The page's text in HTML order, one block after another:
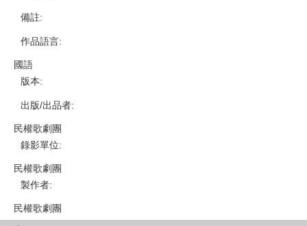
備註:
作品語言:
國語
版本:
出版/出品者:
民權歌劇團
錄影單位:
民權歌劇團
製作者:
民權歌劇團